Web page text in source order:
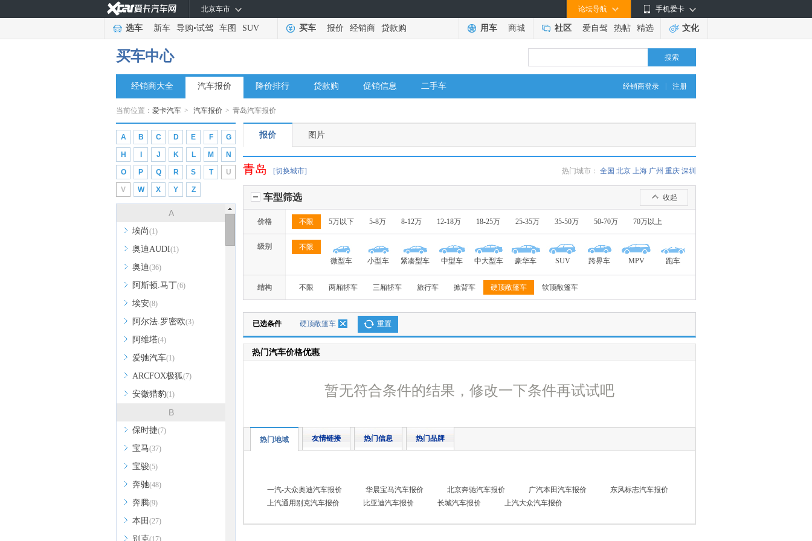
手机爱卡
论坛导航
北京车市
选车 新车 导购•试驾 车图 SUV 买车 报价 经销商 贷款购 用车 商城 社区 爱自驾 热帖 精选 文化
买车中心 搜索
经销商登录 注册
经销商大全 汽车报价 降价排行 贷款购 促销信息 二手车
当前位置： 爱卡汽车 > 汽车报价 > 青岛汽车报价
A B C D E F G
H J K L M N
O P Q R S T U
V W X Y Z
A
埃尚(1)
奥迪AUDI(1)
奥迪(36)
阿斯顿.马丁(6)
埃安(8)
阿尔法.罗密欧(3)
阿维塔(4)
爱驰汽车(1)
ARCFOX极狐(7)
安徽猎豹(1)
B
保时捷(7)
宝马(37)
宝骏(5)
奔驰(48)
奔腾(9)
本田 (27)
别克(17)
报价 图片
热门城市： 全国 北京 上海 广州 重庆 深圳
青岛 [切换城市]
收起
车型筛选
价格 不限 5万以下 5-8万 8-12万 12-18万 18-25万 25-35万 35-50万 50-70万 70万以上
级别
不限
微型车
小型车 紧凑型车 中型车 中大型车 豪华车 SUV 跨界车 MPV 跑车
结构 不限 两厢轿车 三厢轿车 旅行车 掀背车 硬顶敞篷车 软顶敞篷车
已选条件 硬顶敞篷车 重置
热门汽车价格优惠
暂无符合条件的结果，修改一下条件再试试吧
热门地域 友情链接 热门信息 热门品牌
一汽-大众奥迪汽车报价 华晨宝马汽车报价 北京奔驰汽车报价 广汽本田汽车报价
东风标志汽车报价
上汽通用别克汽车报价
比亚迪汽车报价 长城汽车报价 上汽大众汽车报价